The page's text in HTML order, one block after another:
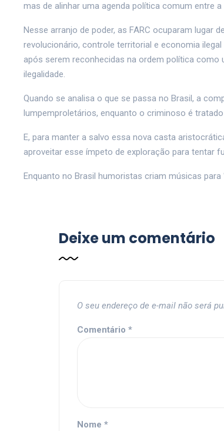
mas de alinhar uma agenda política comum entre
Nesse arranjo de poder, as FARC ocuparam lugar
revolucionário, controle territorial e economia
após serem reconhecidas na ordem política
ilegalidade.
Quando se analisa o que se passa no Brasil, a
lumpemproletários, enquanto o criminoso é
E, para manter a salvo essa nova casta
aproveitar esse ímpeto de exploração para tentar
Enquanto no Brasil humoristas criam músicas
Deixe um comentário
O seu endereço de e-mail não será
Comentário *
Nome *